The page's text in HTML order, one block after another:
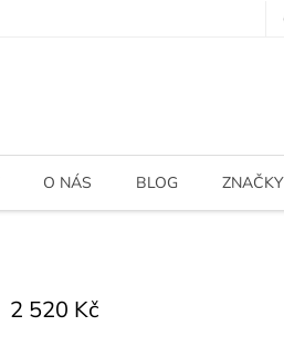
O NÁS BLOG ZNAČKY
2 520 Kč